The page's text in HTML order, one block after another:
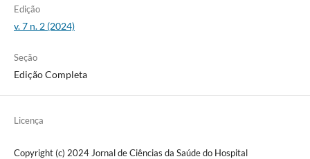
Edição
v. 7 n. 2 (2024)
Seção
Edição Completa
Licença
Copyright (c) 2024 Jornal de Ciências da Saúde do Hospital